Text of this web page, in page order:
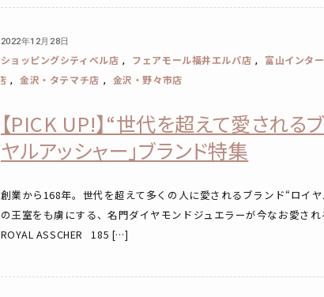
2022年12月28日
ショッピングシティベル店 , フェアモール福井エルパ店 , 富山インタ
店 , 金沢・タテマチ店 , 金沢・野々市店
【PICK UP!】“世代を超えて愛される
ヤルアッシャー」ブランド特集
創業から168年。世代を超えて多くの人に愛されるブランド“ロイ
の王室をも虜にする、名門ダイヤモンドジュエラーが今なお愛され
ROYAL ASSCHER 185 […]